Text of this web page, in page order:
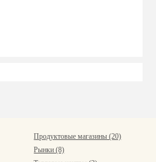
Продуктовые магазины (20)
Рынки (8)